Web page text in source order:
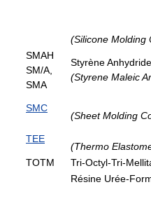
(Silicone Molding
SMAH
SM/A,
SMA
Styrène
(Styrene Maleic
SMC
(Sheet Molding
TEE
(Thermo
TOTM
Tri-Octyl-Tri-
Résine Urée-